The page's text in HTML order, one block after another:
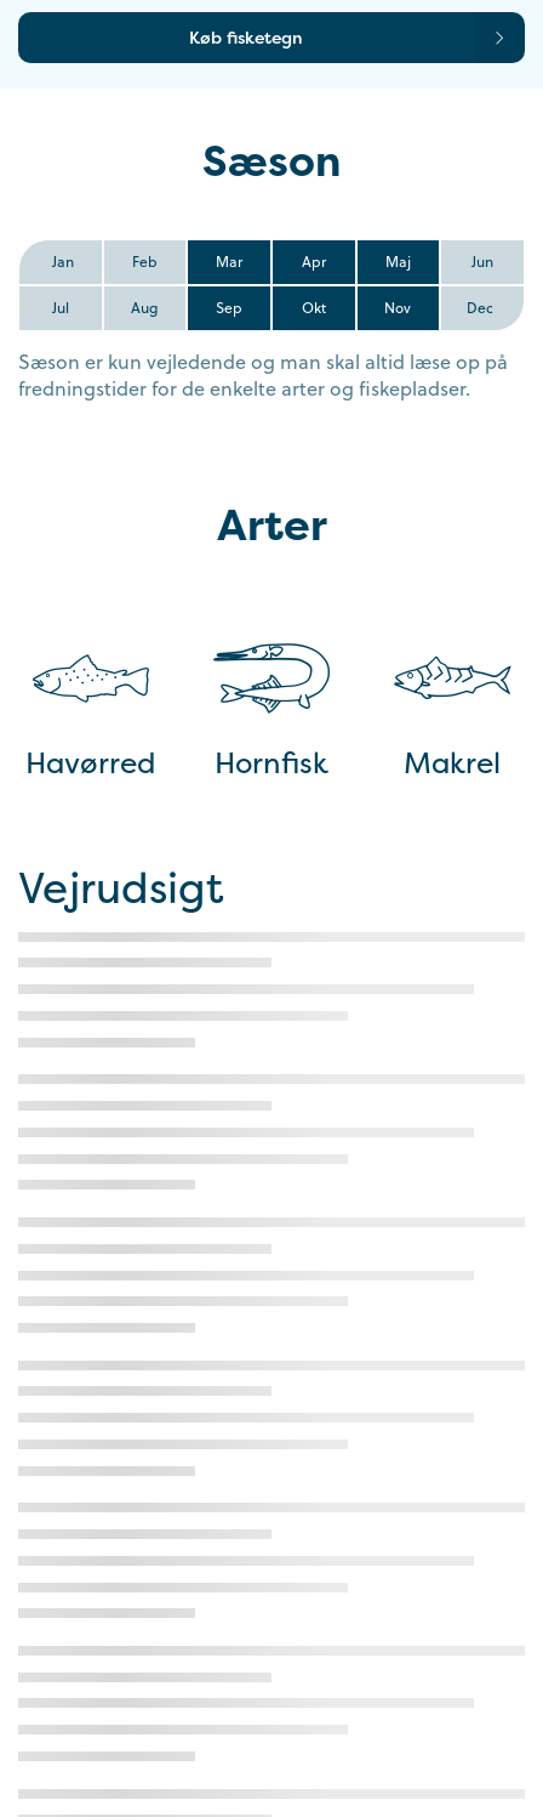
Køb fisketegn
Sæson
Jan Feb Mar Apr Maj Jun
Jul Aug Sep Okt Nov Dec
Sæson er kun vejledende og man skal altid læse op på
fredningstider for de enkelte arter og fiskepladser.
Arter
Havørred Hornfisk Makrel
Vejrudsigt